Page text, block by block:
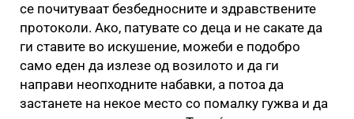
се почитуваат безбедносните и здравствените
протоколи. Ако, патувате со деца и не сакате да
ги ставите во искушение, можеби е подобро
само еден да излезе од возилото и да ги
направи неопходните набавки, а потоа да
застанете на некое место со помалку гужва и да